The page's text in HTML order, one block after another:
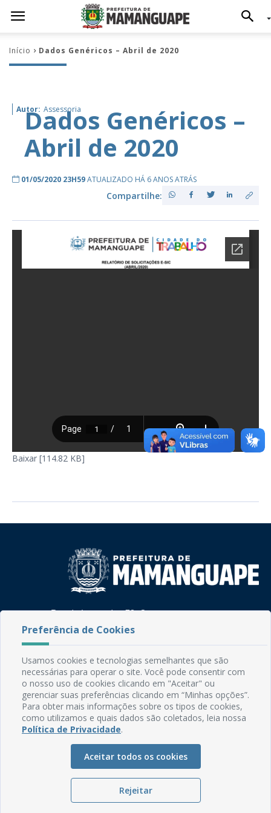
Início Dados Genéricos – Abril de 2020
Autor: Assessoria
Dados Genéricos –
Abril de 2020
01/05/2020 23H59ATUALIZADO HÁ 6 ANOS ATRÁS
Compartilhe:
Baixar [114.82 KB]
Rua do Imperador, 78, Centro
CEP: 58.280-000 - Mamanguape/PB
Expediente: Segunda à Sexta, das 08h às 13h
Mapa do Site
Perguntas frequentes
Manual de Navegação
Glossário
Serviços Internos
Política de Privacidade
Preferência de Cookies
Usamos cookies e tecnologias semelhantes que são
necessárias para operar o site. Você pode consentir com
o nosso uso de cookies clicando em "Aceitar" ou
gerenciar suas preferências clicando em “Minhas opções”.
Para obter mais informações sobre os tipos de cookies,
como utilizamos e quais dados são coletados, leia nossa
Política de Privacidade.
Aceitar todos os cookies
Rejeitar